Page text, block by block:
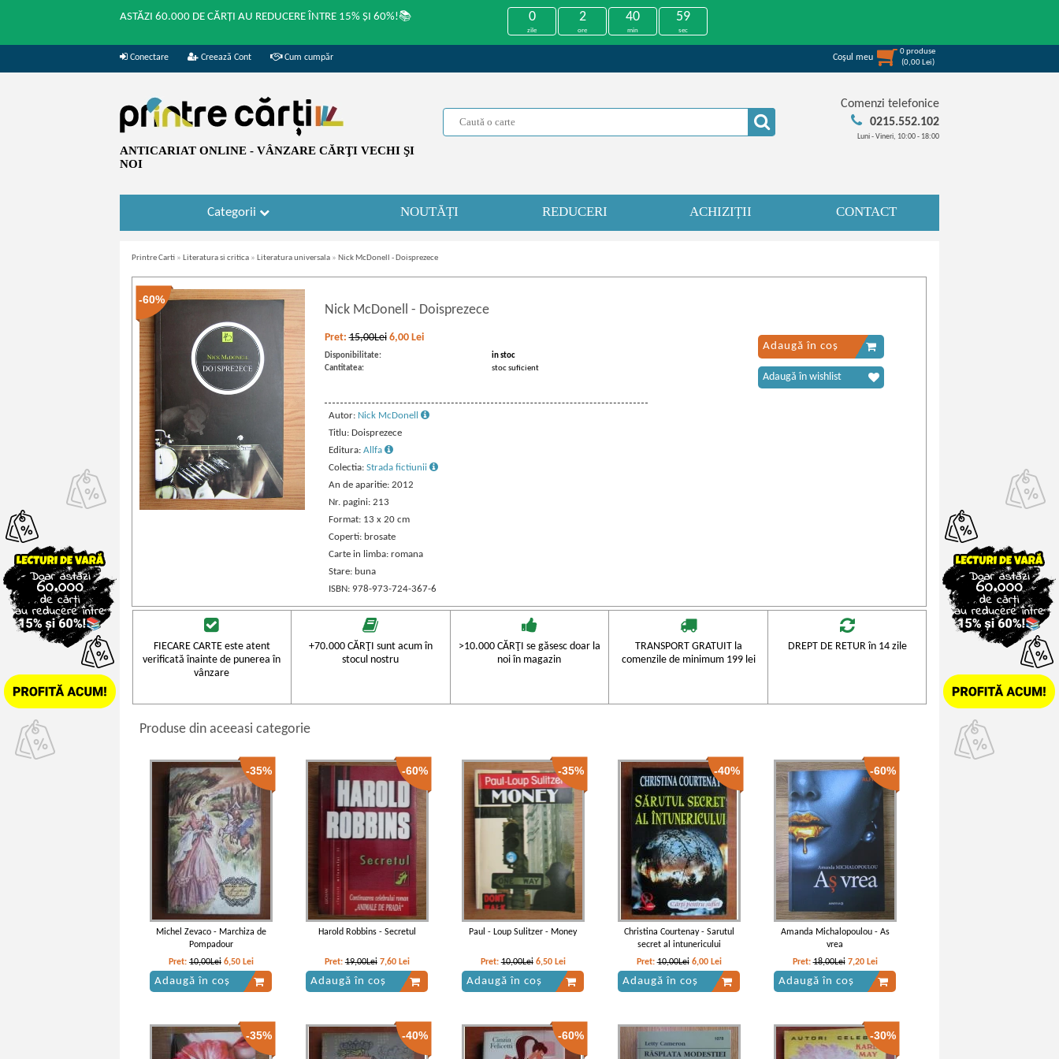
ASTĂZI 60.000 DE CĂRȚI AU REDUCERE ÎNTRE 15% ȘI 60%!📚 0
zile
2
ore
40
min
59
sec
Conectare Creează Cont Cum cumpăr Coşul meu
0produse
(0,00 Lei)
ANTICARIAT ONLINE - VÂNZARE CĂRŢI VECHI ŞI
NOI
Comenzi telefonice
0215.552.102
Luni - Vineri, 10:00 - 18:00
Categorii NOUTĂȚI REDUCERI ACHIZIȚII CONTACT
Printre Carti » Literatura si critica » Literatura universala » Nick McDonell - Doisprezece
-60%
Nick McDonell - Doisprezece
Pret:15,00Lei 6,00 Lei
Disponibilitate:
in stoc
Cantitatea:
stoc suficient
Autor: Nick McDonell
Titlu: Doisprezece
Editura: Allfa
Colectia: Strada fictiunii
An de aparitie: 2012
Nr. pagini: 213
Format: 13 x 20 cm
Coperti: brosate
Carte in limba: romana
Stare: buna
ISBN: 978-973-724-367-6
Adaugă în coș
Adaugă în wishlist
FIECARE CARTE este atent
verificată înainte de punerea în
vânzare
+70.000 CĂRŢI sunt acum în
stocul nostru
>10.000 CĂRŢI se găsesc doar la
noi în magazin
TRANSPORT GRATUIT la
comenzile de minimum 199 lei
DREPT DE RETUR în 14 zile
Produse din aceeasi categorie
-35%
Michel Zevaco - Marchiza de
Pompadour
Pret: 10,00Lei 6,50 Lei
Adaugă în coș
-60%
Harold Robbins - Secretul
Pret:19,00Lei 7,60 Lei
Adaugă în coș
-35%
Paul - Loup Sulitzer - Money
Pret:10,00Lei 6,50 Lei
Adaugă în coș
-40%
Christina Courtenay - Sarutul
secret al intunericului
Pret:10,00Lei 6,00 Lei
Adaugă în coș
-60%
Amanda Michalopoulou - As
vrea
Pret:18,00Lei 7,20 Lei
Adaugă în coș
-35% -40% -60% -30%